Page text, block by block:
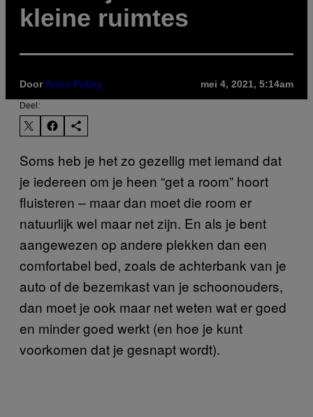
kleine ruimtes
Door Anna Pulley mei 4, 2021, 5:14am
Deel:
Soms heb je het zo gezellig met iemand dat
je iedereen om je heen “get a room” hoort
fluisteren – maar dan moet die room er
natuurlijk wel maar net zijn. En als je bent
aangewezen op andere plekken dan een
comfortabel bed, zoals de achterbank van je
auto of de bezemkast van je schoonouders,
dan moet je ook maar net weten wat er goed
en minder goed werkt (en hoe je kunt
voorkomen dat je gesnapt wordt).